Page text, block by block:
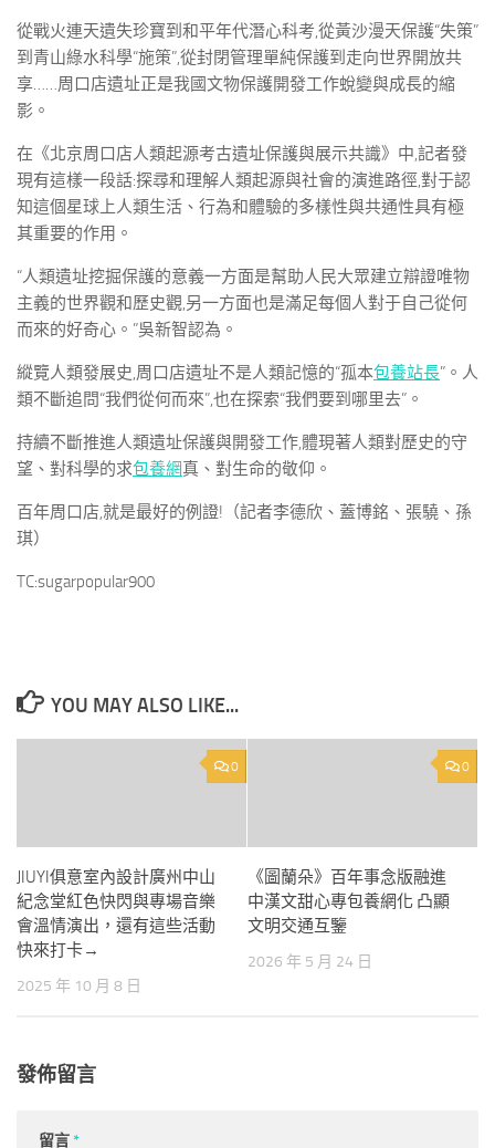
從戰火連天遺失珍寶到和平年代潛心科考,從黃沙漫天保護“失策”
到青山綠水科學“施策”,從封閉管理單純保護到走向世界開放共
享……周口店遺址正是我國文物保護開發工作蛻變與成長的縮
影。
在《北京周口店人類起源考古遺址保護與展示共識》中,記者發
現有這樣一段話:探尋和理解人類起源與社會的演進路徑,對于認
知這個星球上人類生活、行為和體驗的多樣性與共通性具有極
其重要的作用。
“人類遺址挖掘保護的意義一方面是幫助人民大眾建立辯證唯物
主義的世界觀和歷史觀,另一方面也是滿足每個人對于自己從何
而來的好奇心。”吳新智認為。
縱覽人類發展史,周口店遺址不是人類記憶的“孤本包養站長”。人
類不斷追問“我們從何而來”,也在探索“我們要到哪里去”。
持續不斷推進人類遺址保護與開發工作,體現著人類對歷史的守
望、對科學的求包養網真、對生命的敬仰。
百年周口店,就是最好的例證!（記者李德欣、蓋博銘、張驍、孫
琪）
TC:sugarpopular900
YOU MAY ALSO LIKE...
0
JIUYI俱意室內設計廣州中山
紀念堂紅色快閃與專場音樂
會溫情演出，還有這些活動
快來打卡→
2025 年 10 月 8 日
0
《圖蘭朵》百年事念版融進
中漢文甜心專包養網化 凸顯
文明交通互鑒
2026 年 5 月 24 日
發佈留言
留言*